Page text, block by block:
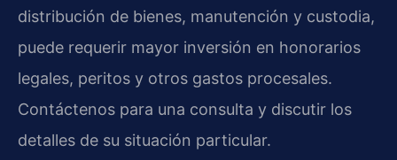
distribución de bienes, manutención y custodia,
puede requerir mayor inversión en honorarios
legales, peritos y otros gastos procesales.
Contáctenos para una consulta y discutir los
detalles de su situación particular.